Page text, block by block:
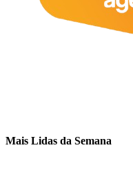
Mais Lidas da Semana